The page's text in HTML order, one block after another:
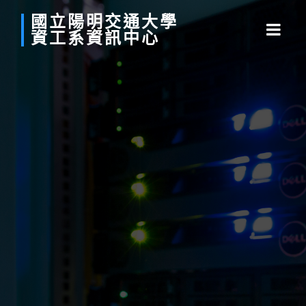
國立陽明交通大學
資工系資訊中心